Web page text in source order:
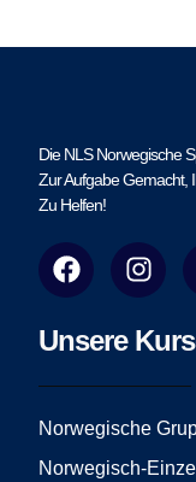
Die NLS Norwegische
Zur Aufgabe Gemacht,
Zu Helfen!
F
a
e
o
o
I
n
t
g
r
m
Unsere
Norwegische
Norwegisch-